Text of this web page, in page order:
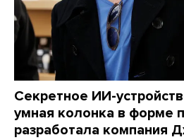
Секретное ИИ-
умная колонка в форме
разработала компания